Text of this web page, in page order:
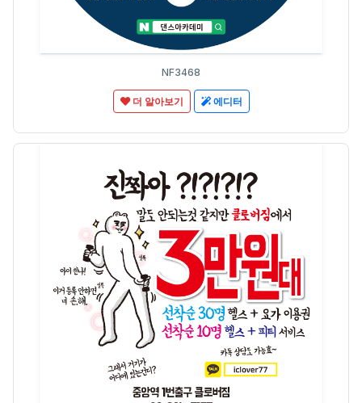
NF3468
더 알아보기 에디터